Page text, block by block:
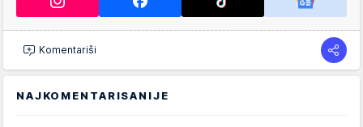
Komentariši
NAJKOMENTARISANIJE